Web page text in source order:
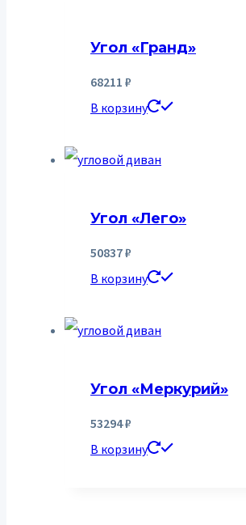
Угол «Гранд»
68211 ₽
В корзину
Угол «Лего»
50837₽
В корзину
Угол «Меркурий»
53294₽
В корзину